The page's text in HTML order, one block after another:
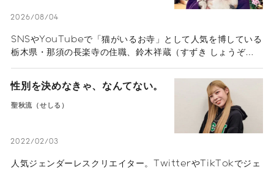
2026/08/04
SNSやYouTubeで「猫がいるお寺」として人気を博している
栃木県・那須の長楽寺の住職、鈴木祥蔵（すずき しょうぞ
の葛藤、治療の選択と向き合ってきた体験から「弔いの本質」
を紐解きます。悲しみを自然の摂理と捉え、遺された人間が前
を向いて生きるためのヒントが詰まったメッセージ。
性別を決めなきゃ、なんてない。
聖秋流（せしる）
2022/02/03
人気ジェンダーレスクリエイター。TwitterやTikTokでジェ